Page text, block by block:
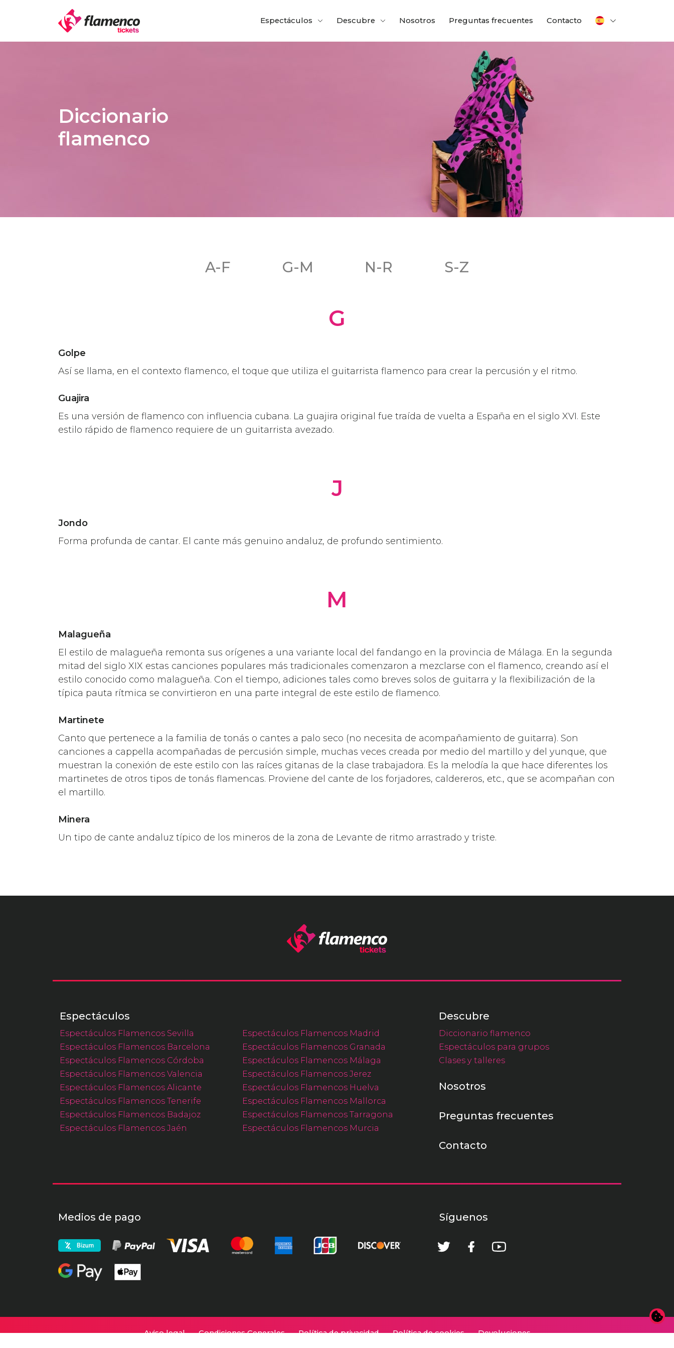
Espectáculos Descubre Nosotros Preguntas frecuentes Contacto
Diccionario
flamenco
A-F G-M N-R S-Z
G
Golpe
Así se llama, en el contexto flamenco, el toque que utiliza el guitarrista flamenco para crear la percusión y el ritmo.
Guajira
Es una versión de flamenco con influencia cubana. La guajira original fue traída de vuelta a España en el siglo XVI. Este
estilo rápido de flamenco requiere de un guitarrista avezado.
J
Jondo
Forma profunda de cantar. El cante más genuino andaluz, de profundo sentimiento.
M
Malagueña
El estilo de malagueña remonta sus orígenes a una variante local del fandango en la provincia de Málaga. En la segunda
mitad del siglo XIX estas canciones populares más tradicionales comenzaron a mezclarse con el flamenco, creando así el
estilo conocido como malagueña. Con el tiempo, adiciones tales como breves solos de guitarra y la flexibilización de la
típica pauta rítmica se convirtieron en una parte integral de este estilo de flamenco.
Martinete
Canto que pertenece a la familia de tonás o cantes a palo seco (no necesita de acompañamiento de guitarra). Son
canciones a cappella acompañadas de percusión simple, muchas veces creada por medio del martillo y del yunque, que
muestran la conexión de este estilo con las raíces gitanas de la clase trabajadora. Es la melodía la que hace diferentes los
martinetes de otros tipos de tonás flamencas. Proviene del cante de los forjadores, caldereros, etc., que se acompañan con
el martillo.
Minera
Un tipo de cante andaluz típico de los mineros de la zona de Levante de ritmo arrastrado y triste.
Espectáculos
Espectáculos Flamencos Sevilla
Espectáculos Flamencos Madrid
Espectáculos Flamencos Barcelona
Espectáculos Flamencos Granada
Espectáculos Flamencos Córdoba
Espectáculos Flamencos Málaga
Espectáculos Flamencos Valencia
Espectáculos Flamencos Jerez
Espectáculos Flamencos Alicante
Espectáculos Flamencos Huelva
Espectáculos Flamencos Tenerife
Espectáculos Flamencos Mallorca
Espectáculos Flamencos Badajoz
Espectáculos Flamencos Tarragona
Espectáculos Flamencos Jaén
Espectáculos Flamencos Murcia
Descubre
Diccionario flamenco
Espectáculos para grupos
Clases y talleres
Nosotros
Preguntas frecuentes
Contacto
Síguenos
Medios de pago
Aviso legal Condiciones Generales Política de privacidad Política de cookies Devoluciones